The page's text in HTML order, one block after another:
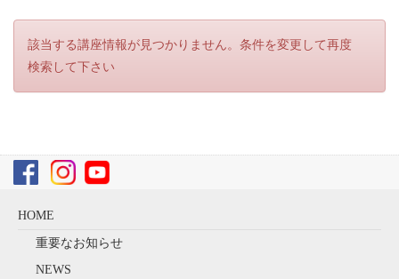
該当する講座情報が見つかりません。条件を変更して再度
検索して下さい
HOME
重要なお知らせ
NEWS